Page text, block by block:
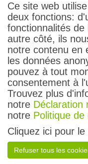
Ce site web
deux fonctions:
fonctionnalités
autre côté, ils
notre contenu en
les données
pouvez à tout
consentement à
Trouvez plus
notre Déclaration
notre Politique de
Cliquez ici pour le
Refuser tous les